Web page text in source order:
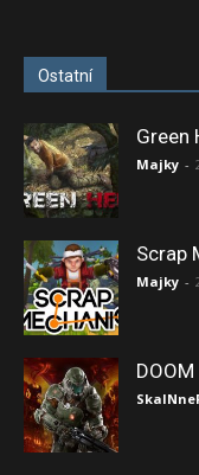
Ostatní
Green
Majky -
Scrap
Majky -